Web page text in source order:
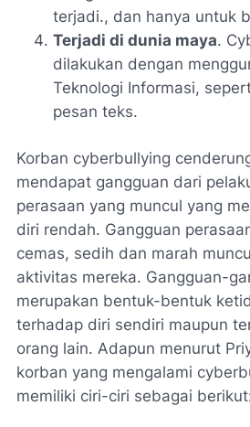
terjadi., dan hanya untuk
Terjadi di dunia maya.
dilakukan dengan
Teknologi Informasi,
pesan teks.
Korban cyberbullying
mendapat gangguan dari
perasaan yang muncul yang
diri rendah. Gangguan
cemas, sedih dan marah
aktivitas mereka. Gangguan-
merupakan bentuk-bentuk
terhadap diri sendiri maupun
orang lain. Adapun menurut
korban yang mengalami
memiliki ciri-ciri sebagai